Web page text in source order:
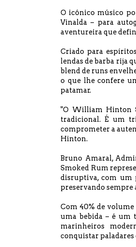
O icónico músico
Vinalda – para
aventureira que
Criado para
lendas de barba rija
blend de runs
o que lhe confere
patamar.
"O William Hinton
tradicional. É um
comprometer a
Hinton.
Bruno Amaral,
Smoked Rum
disruptiva, com um
preservando sempre
Com 40% de
uma bebida – é um
marinheiros
conquistar